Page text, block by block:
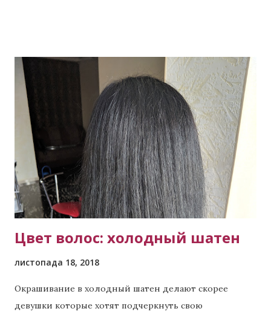
питання: Скільки коштує фарбування волосся? Вище
ми навели стартові приблизні ціни. Уточнити
вартість можна дізнатись віддалено. Достатньо
надіслати майстру в будь-який зручний месенджер
фотографію Вашого волосся, описати бажаний
результат, відповісти на кілька уточнюючих питань і
Ви зможете отримати більш точну ціну фарбування.
Яка вартість фарбування омбре? Омбре – це складний
вид фарбування, як правило, вартість від 1000
гривень. Для біл...
Цвет волос: холодный шатен
листопада 18, 2018
Окрашивание в холодный шатен делают скорее
девушки которые хотят подчеркнуть свою